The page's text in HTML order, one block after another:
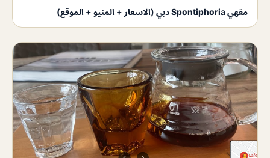
مقهي Spontiphoria دبي (الاسعار + المنيو + الموقع)